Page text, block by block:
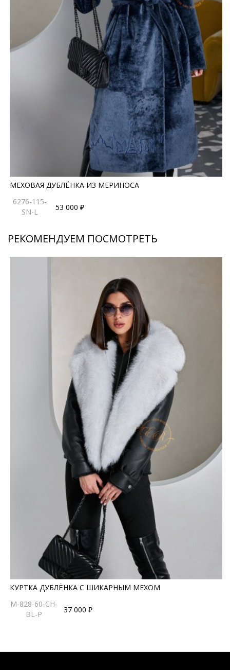
МЕХОВАЯ ДУБЛЁНКА ИЗ МЕРИНОСА
6276-115-
SN-L
53 000 ₽
РЕКОМЕНДУЕМ ПОСМОТРЕТЬ
КУРТКА ДУБЛЁНКА С ШИКАРНЫМ МЕХОМ
M-828-60-CH-
BL-P
37 000 ₽